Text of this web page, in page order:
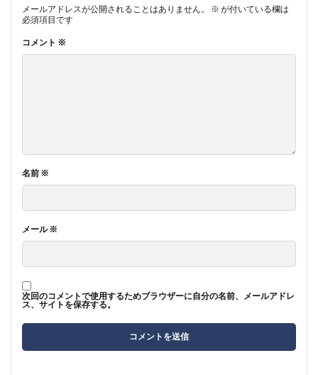
メールアドレスが公開されることはありません。 ※ が付いている欄は
必須項目です
コメント ※
名前 ※
メール※
次回のコメントで使用するためブラウザーに自分の名前、メールアドレ
ス、サイトを保存する。